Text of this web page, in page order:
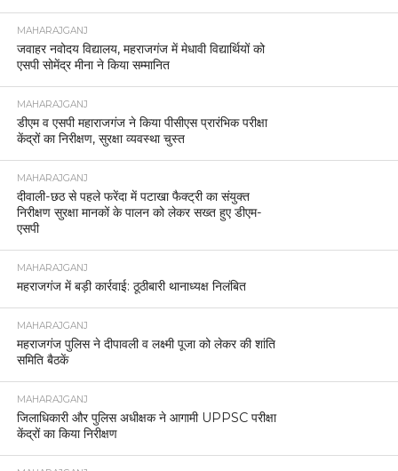
MAHARAJGANJ
जवाहर नवोदय विद्यालय, महराजगंज में मेधावी विद्यार्थियों को
एसपी सोमेंद्र मीना ने किया सम्मानित
MAHARAJGANJ
डीएम व एसपी महाराजगंज ने किया पीसीएस प्रारंभिक परीक्षा
केंद्रों का निरीक्षण, सुरक्षा व्यवस्था चुस्त
MAHARAJGANJ
दीवाली-छठ से पहले फरेंदा में पटाखा फैक्ट्री का संयुक्त
निरीक्षण सुरक्षा मानकों के पालन को लेकर सख्त हुए डीएम-
एसपी
MAHARAJGANJ
महराजगंज में बड़ी कार्रवाई: ठूठीबारी थानाध्यक्ष निलंबित
MAHARAJGANJ
महराजगंज पुलिस ने दीपावली व लक्ष्मी पूजा को लेकर की शांति
समिति बैठकें
MAHARAJGANJ
जिलाधिकारी और पुलिस अधीक्षक ने आगामी UPPSC परीक्षा
केंद्रों का किया निरीक्षण